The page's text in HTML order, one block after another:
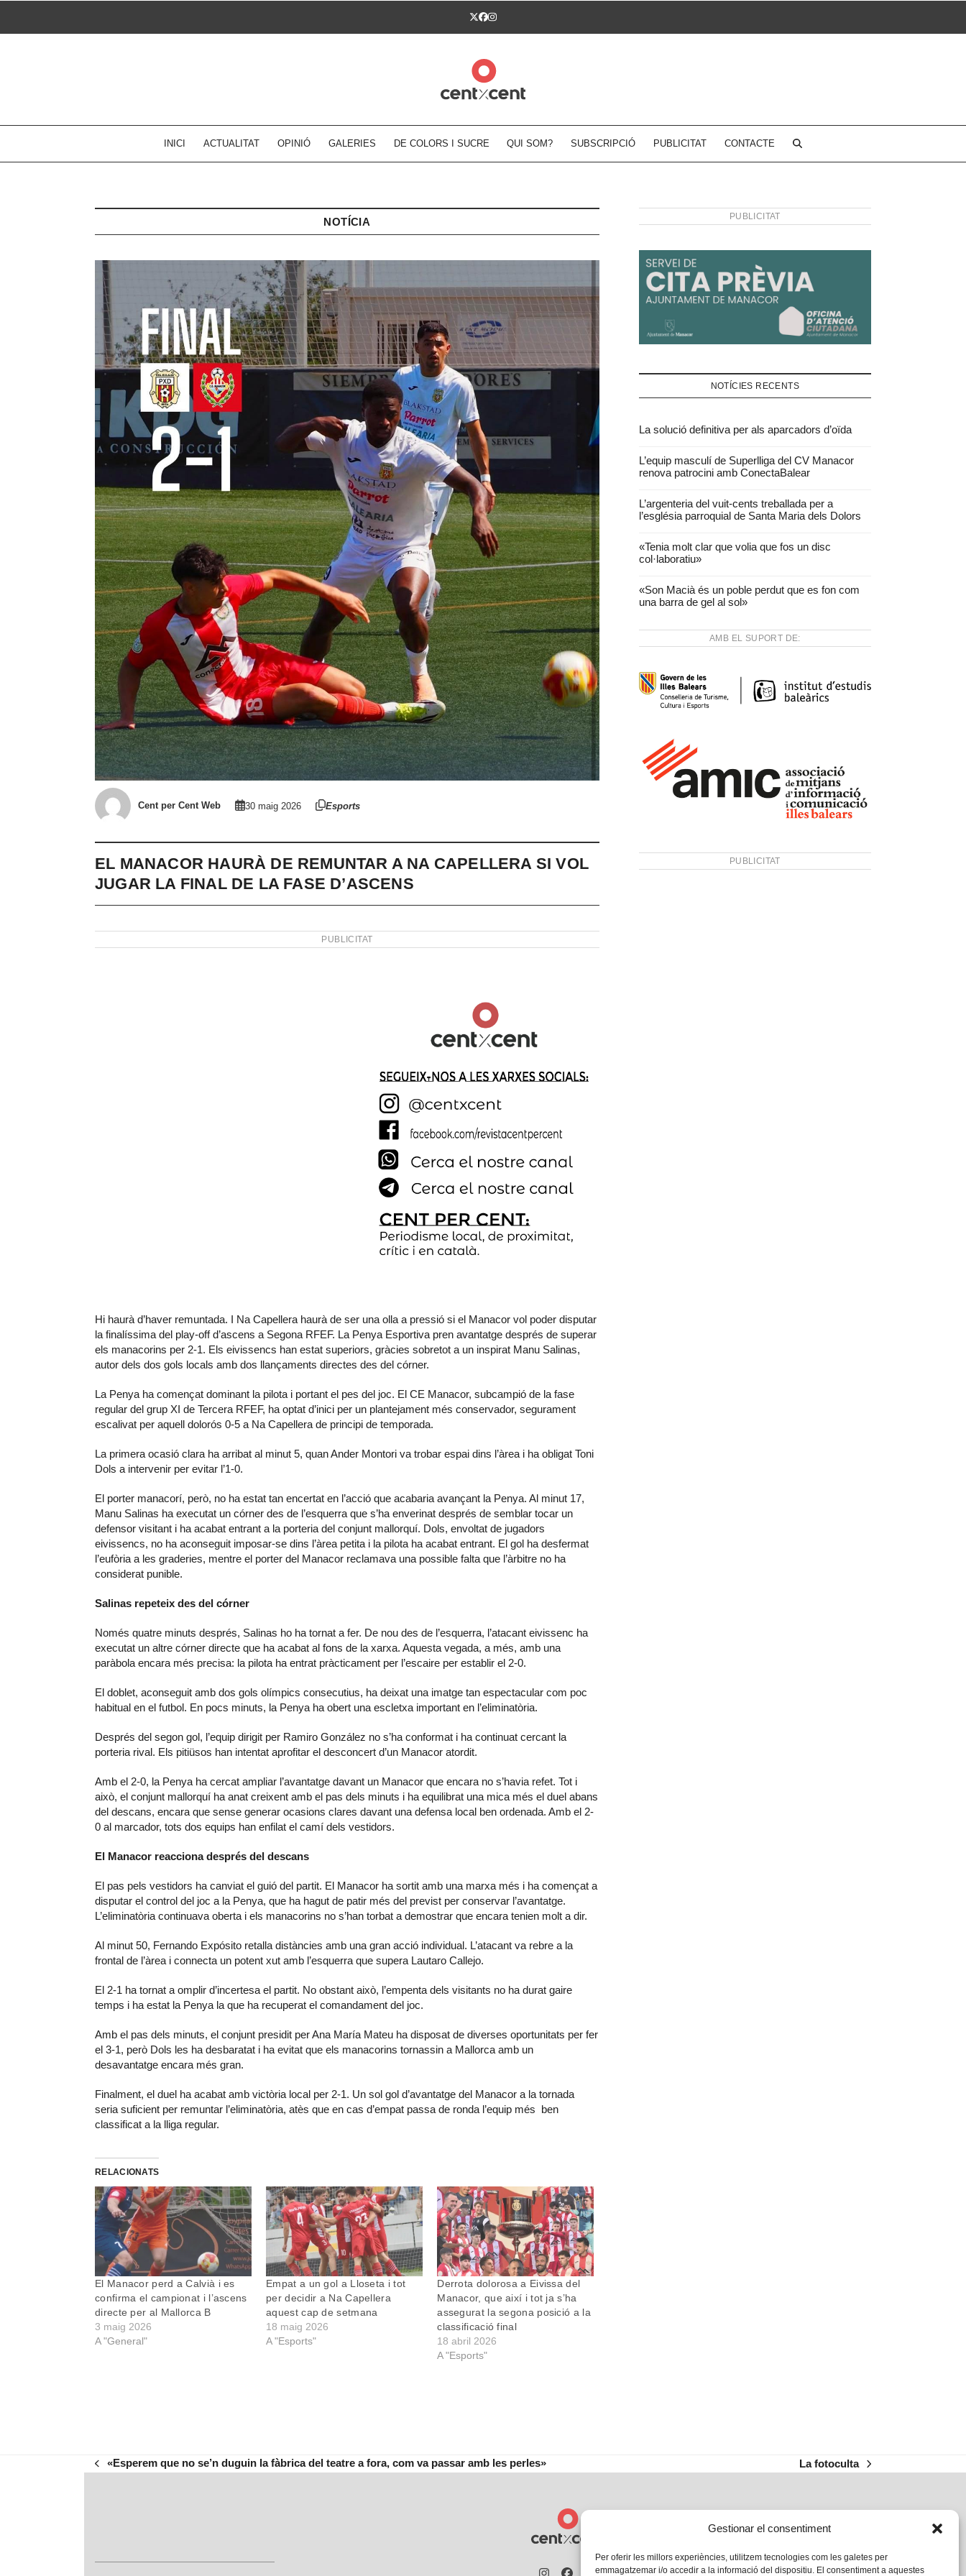
Gestionar el consentiment
Per oferir les millors experiències, utilitzem tecnologies com les galetes per
emmagatzemar i/o accedir a la informació del dispositiu. El consentiment a aquestes
Twitter
Facebook
Instagram
INICI ACTUALITAT OPINIÓ GALERIES DE COLORS I SUCRE QUI SOM? SUBSCRIPCIÓ PUBLICITAT CONTACTE
NOTÍCIA
Cent per Cent Web 30 maig 2026 Esports
EL MANACOR HAURÀ DE REMUNTAR A NA CAPELLERA SI VOL
JUGAR LA FINAL DE LA FASE D’ASCENS
PUBLICITAT
Hi haurà d’haver remuntada. I Na Capellera haurà de ser una olla a pressió si el Manacor vol poder disputar
la finalíssima del play-off d’ascens a Segona RFEF. La Penya Esportiva pren avantatge després de superar
els manacorins per 2-1. Els eivissencs han estat superiors, gràcies sobretot a un inspirat Manu Salinas,
autor dels dos gols locals amb dos llançaments directes des del córner.
La Penya ha començat dominant la pilota i portant el pes del joc. El CE Manacor, subcampió de la fase
regular del grup XI de Tercera RFEF, ha optat d’inici per un plantejament més conservador, segurament
escalivat per aquell dolorós 0-5 a Na Capellera de principi de temporada.
La primera ocasió clara ha arribat al minut 5, quan Ander Montori va trobar espai dins l’àrea i ha obligat Toni
Dols a intervenir per evitar l’1-0.
El porter manacorí, però, no ha estat tan encertat en l’acció que acabaria avançant la Penya. Al minut 17,
Manu Salinas ha executat un córner des de l’esquerra que s’ha enverinat després de semblar tocar un
defensor visitant i ha acabat entrant a la porteria del conjunt mallorquí. Dols, envoltat de jugadors
eivissencs, no ha aconseguit imposar-se dins l’àrea petita i la pilota ha acabat entrant. El gol ha desfermat
l’eufòria a les graderies, mentre el porter del Manacor reclamava una possible falta que l’àrbitre no ha
considerat punible.
Salinas repeteix des del córner
Només quatre minuts després, Salinas ho ha tornat a fer. De nou des de l’esquerra, l’atacant eivissenc ha
executat un altre córner directe que ha acabat al fons de la xarxa. Aquesta vegada, a més, amb una
paràbola encara més precisa: la pilota ha entrat pràcticament per l’escaire per establir el 2-0.
El doblet, aconseguit amb dos gols olímpics consecutius, ha deixat una imatge tan espectacular com poc
habitual en el futbol. En pocs minuts, la Penya ha obert una escletxa important en l’eliminatòria.
Després del segon gol, l’equip dirigit per Ramiro González no s’ha conformat i ha continuat cercant la
porteria rival. Els pitiüsos han intentat aprofitar el desconcert d’un Manacor atordit.
Amb el 2-0, la Penya ha cercat ampliar l’avantatge davant un Manacor que encara no s’havia refet. Tot i
això, el conjunt mallorquí ha anat creixent amb el pas dels minuts i ha equilibrat una mica més el duel abans
del descans, encara que sense generar ocasions clares davant una defensa local ben ordenada. Amb el 2-
0 al marcador, tots dos equips han enfilat el camí dels vestidors.
El Manacor reacciona després del descans
El pas pels vestidors ha canviat el guió del partit. El Manacor ha sortit amb una marxa més i ha començat a
disputar el control del joc a la Penya, que ha hagut de patir més del previst per conservar l’avantatge.
L’eliminatòria continuava oberta i els manacorins no s’han torbat a demostrar que encara tenien molt a dir.
Al minut 50, Fernando Expósito retalla distàncies amb una gran acció individual. L’atacant va rebre a la
frontal de l’àrea i connecta un potent xut amb l’esquerra que supera Lautaro Callejo.
El 2-1 ha tornat a omplir d’incertesa el partit. No obstant això, l’empenta dels visitants no ha durat gaire
temps i ha estat la Penya la que ha recuperat el comandament del joc.
Amb el pas dels minuts, el conjunt presidit per Ana María Mateu ha disposat de diverses oportunitats per fer
el 3-1, però Dols les ha desbaratat i ha evitat que els manacorins tornassin a Mallorca amb un
desavantatge encara més gran.
Finalment, el duel ha acabat amb victòria local per 2-1. Un sol gol d’avantatge del Manacor a la tornada
seria suficient per remuntar l’eliminatòria, atès que en cas d’empat passa de ronda l’equip més ben
classificat a la lliga regular.
RELACIONATS
El Manacor perd a Calvià i es
confirma el campionat i l’ascens
directe per al Mallorca B
3 maig 2026
A "General"
Empat a un gol a Lloseta i tot
per decidir a Na Capellera
aquest cap de setmana
18 maig 2026
A "Esports"
Derrota dolorosa a Eivissa del
Manacor, que així i tot ja s’ha
assegurat la segona posició a la
classificació final
18 abril 2026
A "Esports"
PUBLICITAT
NOTÍCIES RECENTS
La solució definitiva per als aparcadors d’oïda
L’equip masculí de Superlliga del CV Manacor
renova patrocini amb ConectaBalear
L’argenteria del vuit-cents treballada per a
l’església parroquial de Santa Maria dels Dolors
«Tenia molt clar que volia que fos un disc
col·laboratiu»
«Son Macià és un poble perdut que es fon com
una barra de gel al sol»
AMB EL SUPORT DE:
PUBLICITAT
previous
«Esperem que no se’n duguin la fàbrica del teatre a fora, com va passar amb les perles»
next
La fotoculta